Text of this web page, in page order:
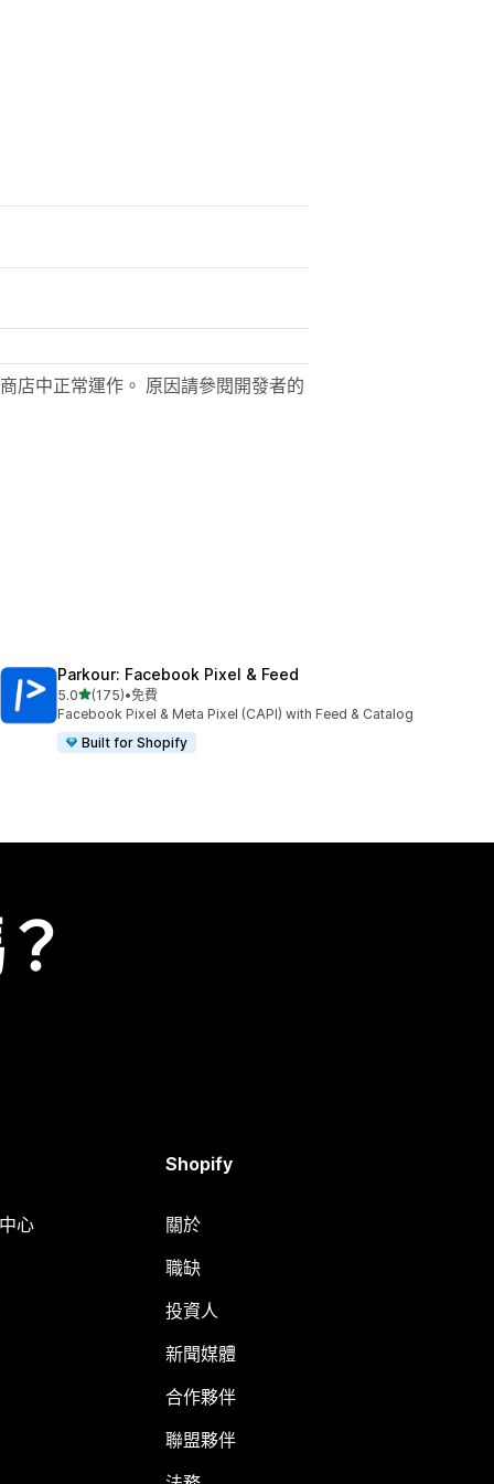
店中正常運作。 原因請參閱開發者的
Parkour: Facebook Pixel & Feed
5.0滿分 5 顆星
(175)
共有 175 則評價
•免費
Facebook Pixel & Meta Pixel (CAPI) with Feed & Catalog
Built for Shopify
心
Shopify
關於
職缺
投資人
新聞媒體
合作夥伴
聯盟夥伴